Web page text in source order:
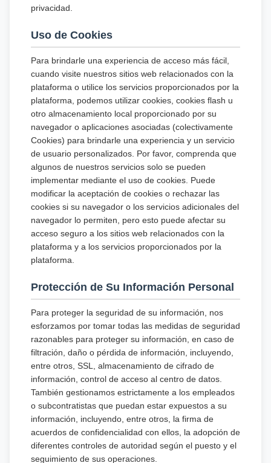
privacidad.
Uso de Cookies
Para brindarle una experiencia de acceso más fácil,
cuando visite nuestros sitios web relacionados con la
plataforma o utilice los servicios proporcionados por la
plataforma, podemos utilizar cookies, cookies flash u
otro almacenamiento local proporcionado por su
navegador o aplicaciones asociadas (colectivamente
Cookies) para brindarle una experiencia y un servicio
de usuario personalizados. Por favor, comprenda que
algunos de nuestros servicios solo se pueden
implementar mediante el uso de cookies. Puede
modificar la aceptación de cookies o rechazar las
cookies si su navegador o los servicios adicionales del
navegador lo permiten, pero esto puede afectar su
acceso seguro a los sitios web relacionados con la
plataforma y a los servicios proporcionados por la
plataforma.
Protección de Su Información Personal
Para proteger la seguridad de su información, nos
esforzamos por tomar todas las medidas de seguridad
razonables para proteger su información, en caso de
filtración, daño o pérdida de información, incluyendo,
entre otros, SSL, almacenamiento de cifrado de
información, control de acceso al centro de datos.
También gestionamos estrictamente a los empleados
o subcontratistas que puedan estar expuestos a su
información, incluyendo, entre otros, la firma de
acuerdos de confidencialidad con ellos, la adopción de
diferentes controles de autoridad según el puesto y el
seguimiento de sus operaciones.